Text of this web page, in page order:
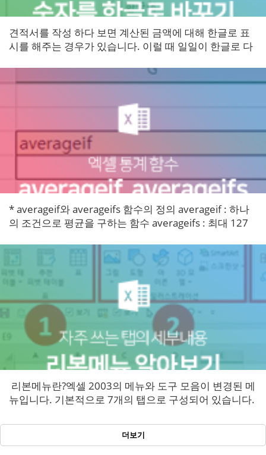
견적서를 작성 하다 보면 계산된 금액에 대해 한글로 표
시를 해주는 경우가 있습니다. 이럴 때 일일이 한글로 다
* averageif와 averageifs 함수의 정의 averageif : 하나
의 조건으로 평균을 구하는 함수 averageifs : 최대 127
​ 리본메뉴란?​엑셀 2003의 메뉴와 도구 모음이 변경된 메
뉴입니다. 기본적으로 7개의 탭으로 구성되어 있습니다.
더보기